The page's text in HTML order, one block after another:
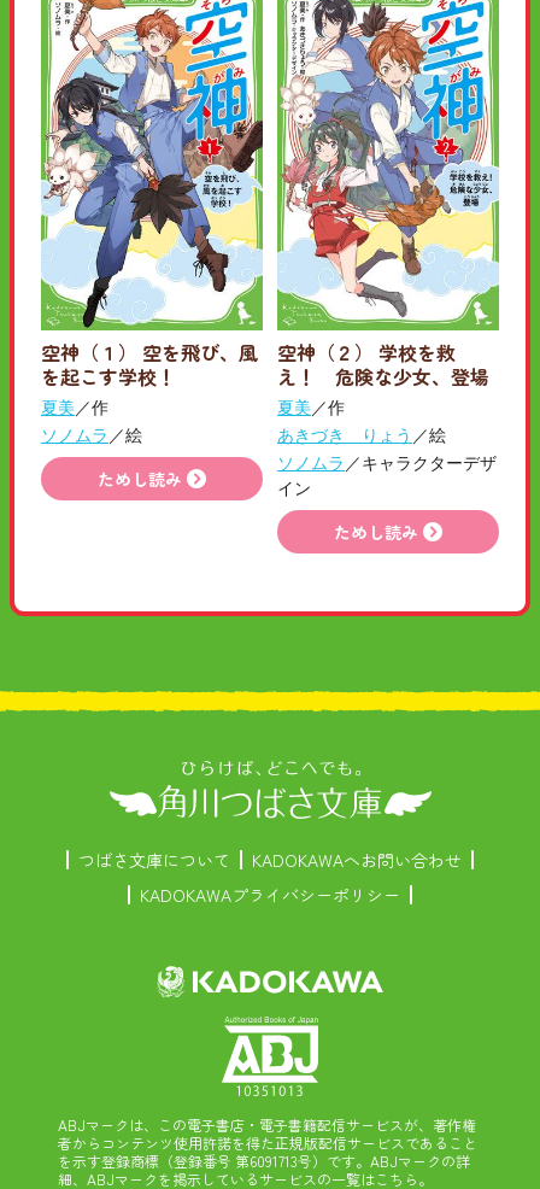
空神（１） 空を飛び、風
を起こす学校！
夏美 ／作
ソノムラ ／絵
ためし読み
空神（２） 学校を救
え！ 危険な少女、登場
夏美 ／作
あきづき りょう ／絵
ソノムラ ／キャラクターデザ
イン
ためし読み
つばさ文庫について
KADOKAWAへお問い合わせ
KADOKAWAプライバシーポリシー
ABJマークは、この電子書店・電子書籍配信サービスが、著作権
者からコンテンツ使用許諾を得た正規版配信サービスであること
を示す登録商標（登録番号 第6091713号）です。ABJマークの詳
細、ABJマークを掲示しているサービスの一覧はこちら。